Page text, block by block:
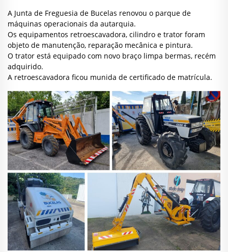
A Junta de Freguesia de Bucelas renovou o parque de
máquinas operacionais da autarquia.
Os equipamentos retroescavadora, cilindro e trator foram
objeto de manutenção, reparação mecânica e pintura.
O trator está equipado com novo braço limpa bermas, recém
adquirido.
A retroescavadora ficou munida de certificado de matrícula.